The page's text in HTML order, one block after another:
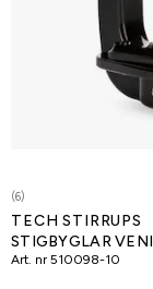
(6)
TECH STIRRUPS
STIGBYGLAR
Art. nr 510098-10